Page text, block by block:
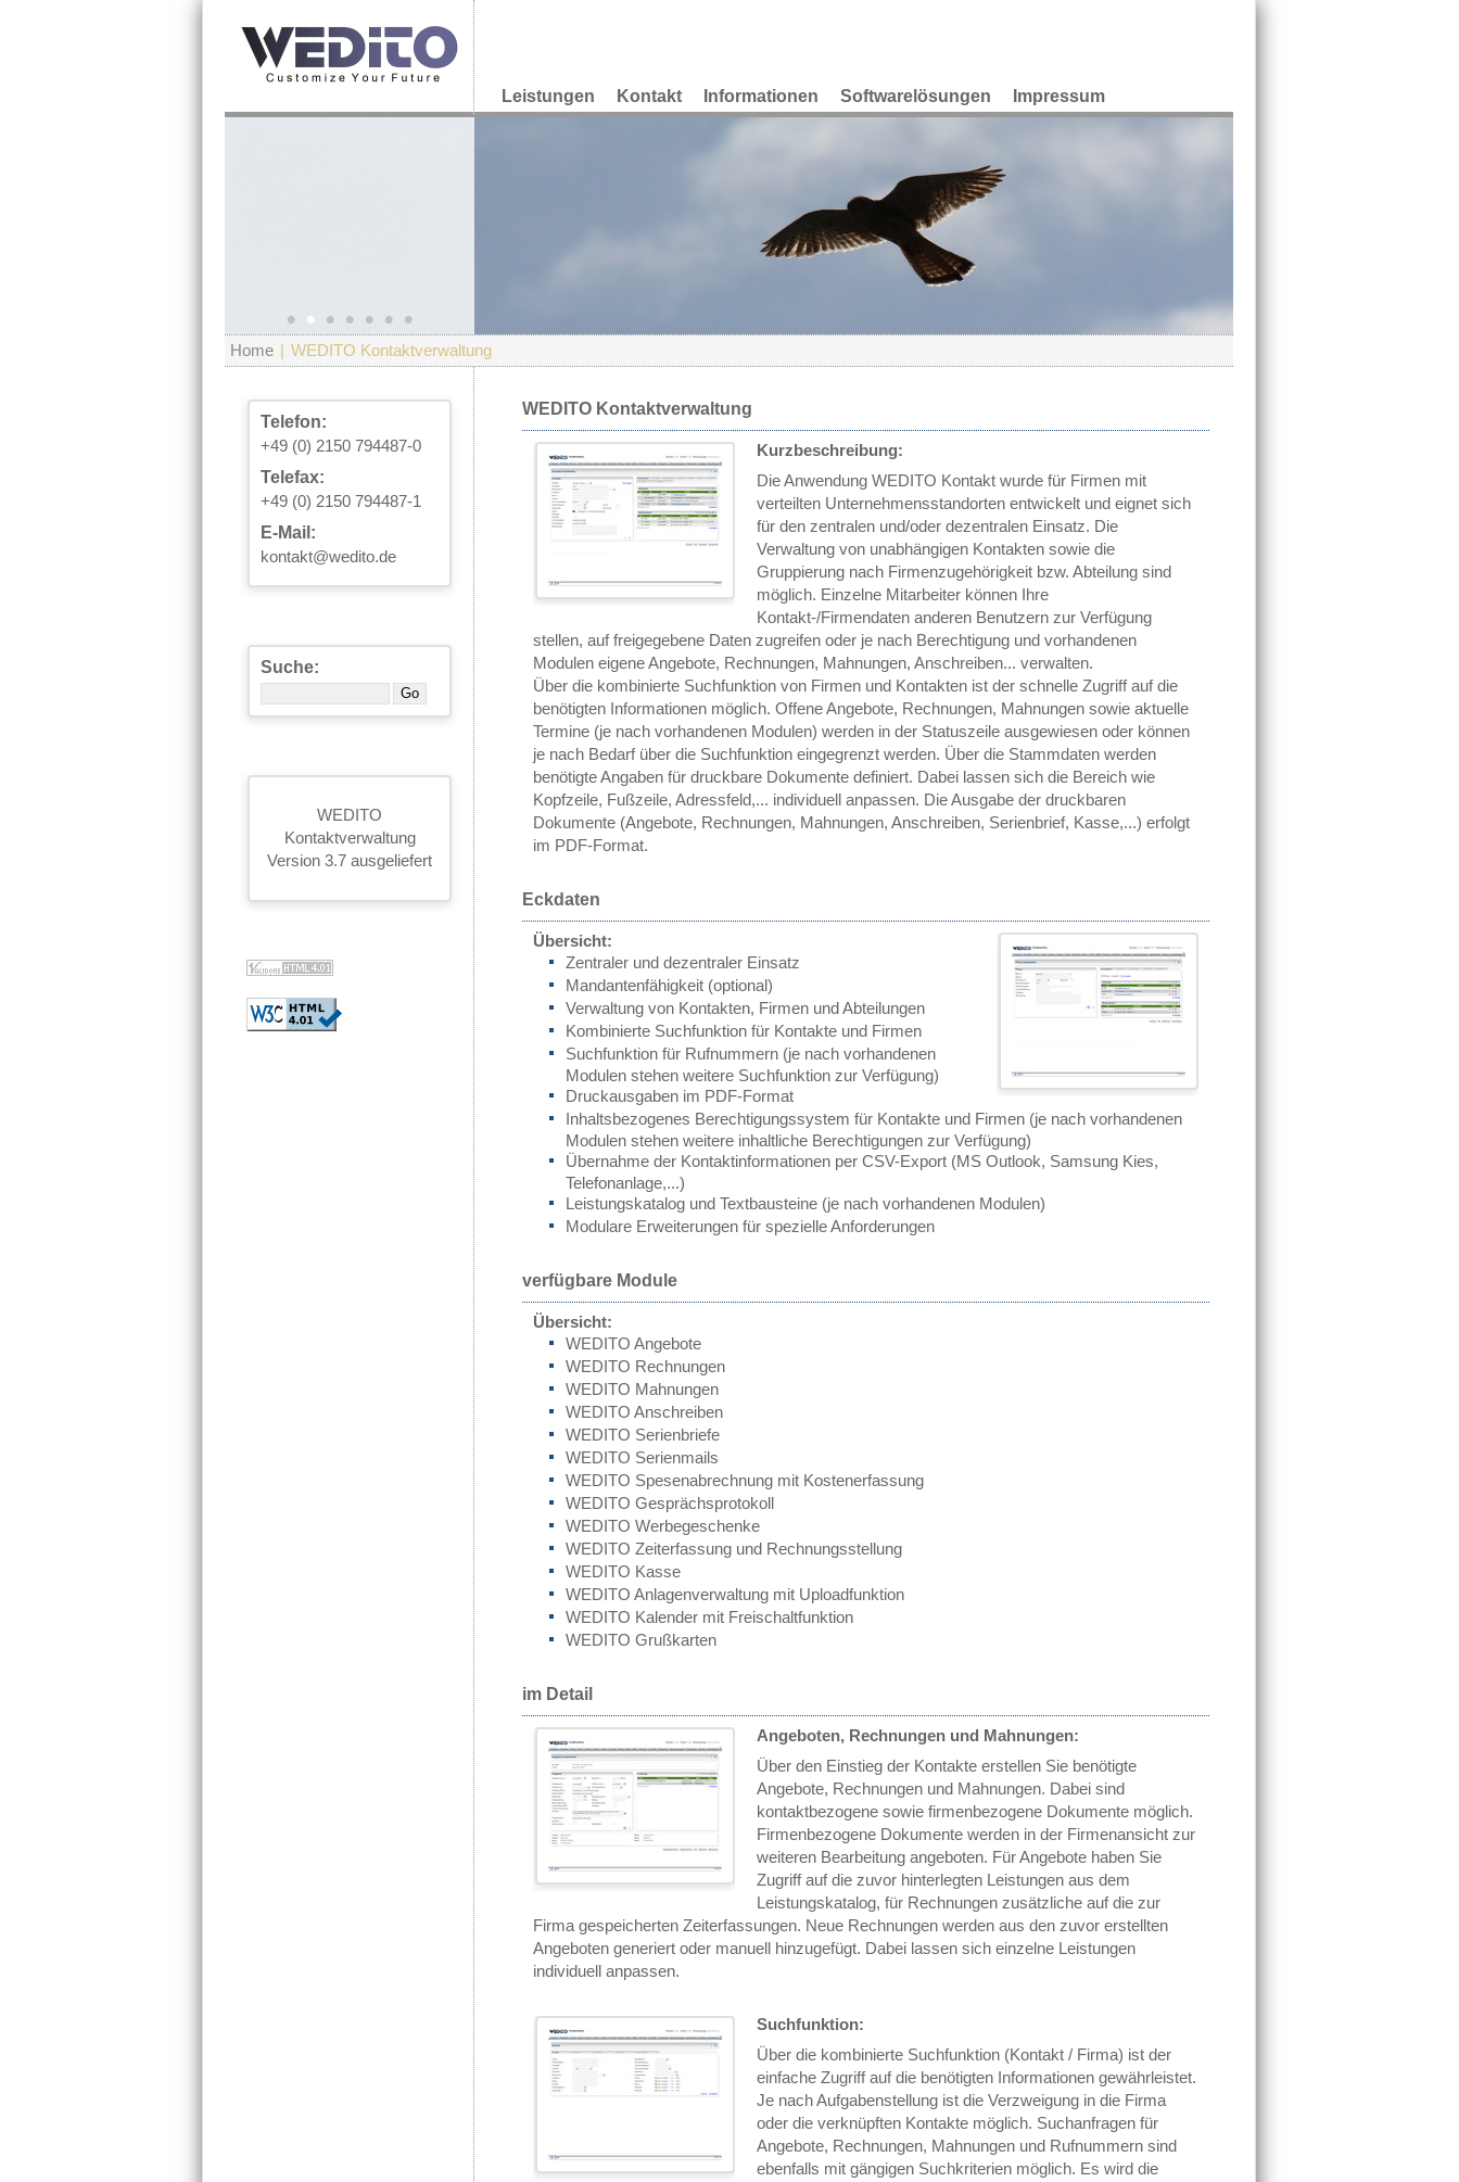
Leistungen Kontakt Informationen Softwarelösungen Impressum
• • • • • • •
Home WEDITO Kontaktverwaltung
Telefon:
+49 (0) 2150 794487-0
Telefax:
+49 (0) 2150 794487-1
E-Mail:
kontakt@wedito.de
Suche:
WEDITO
Kontaktverwaltung
Version 3.7 ausgeliefert
WEDITO Kontaktverwaltung
Kurzbeschreibung:
Die Anwendung WEDITO Kontakt wurde für Firmen mit
verteilten Unternehmensstandorten entwickelt und eignet sich
für den zentralen und/oder dezentralen Einsatz. Die
Verwaltung von unabhängigen Kontakten sowie die
Gruppierung nach Firmenzugehörigkeit bzw. Abteilung sind
möglich. Einzelne Mitarbeiter können Ihre
Kontakt-/Firmendaten anderen Benutzern zur Verfügung
stellen, auf freigegebene Daten zugreifen oder je nach Berechtigung und vorhandenen
Modulen eigene Angebote, Rechnungen, Mahnungen, Anschreiben... verwalten.
Über die kombinierte Suchfunktion von Firmen und Kontakten ist der schnelle Zugriff auf die
benötigten Informationen möglich. Offene Angebote, Rechnungen, Mahnungen sowie aktuelle
Termine (je nach vorhandenen Modulen) werden in der Statuszeile ausgewiesen oder können
je nach Bedarf über die Suchfunktion eingegrenzt werden. Über die Stammdaten werden
benötigte Angaben für druckbare Dokumente definiert. Dabei lassen sich die Bereich wie
Kopfzeile, Fußzeile, Adressfeld,... individuell anpassen. Die Ausgabe der druckbaren
Dokumente (Angebote, Rechnungen, Mahnungen, Anschreiben, Serienbrief, Kasse,...) erfolgt
im PDF-Format.
Eckdaten
Übersicht:
Zentraler und dezentraler Einsatz
Mandantenfähigkeit (optional)
Verwaltung von Kontakten, Firmen und Abteilungen
Kombinierte Suchfunktion für Kontakte und Firmen
Suchfunktion für Rufnummern (je nach vorhandenen
Modulen stehen weitere Suchfunktion zur Verfügung)
Druckausgaben im PDF-Format
Inhaltsbezogenes Berechtigungssystem für Kontakte und Firmen (je nach vorhandenen
Modulen stehen weitere inhaltliche Berechtigungen zur Verfügung)
Übernahme der Kontaktinformationen per CSV-Export (MS Outlook, Samsung Kies,
Telefonanlage,...)
Leistungskatalog und Textbausteine (je nach vorhandenen Modulen)
Modulare Erweiterungen für spezielle Anforderungen
verfügbare Module
Übersicht:
WEDITO Angebote
WEDITO Rechnungen
WEDITO Mahnungen
WEDITO Anschreiben
WEDITO Serienbriefe
WEDITO Serienmails
WEDITO Spesenabrechnung mit Kostenerfassung
WEDITO Gesprächsprotokoll
WEDITO Werbegeschenke
WEDITO Zeiterfassung und Rechnungsstellung
WEDITO Kasse
WEDITO Anlagenverwaltung mit Uploadfunktion
WEDITO Kalender mit Freischaltfunktion
WEDITO Grußkarten
im Detail
Angeboten, Rechnungen und Mahnungen:
Über den Einstieg der Kontakte erstellen Sie benötigte
Angebote, Rechnungen und Mahnungen. Dabei sind
kontaktbezogene sowie firmenbezogene Dokumente möglich.
Firmenbezogene Dokumente werden in der Firmenansicht zur
weiteren Bearbeitung angeboten. Für Angebote haben Sie
Zugriff auf die zuvor hinterlegten Leistungen aus dem
Leistungskatalog, für Rechnungen zusätzliche auf die zur
Firma gespeicherten Zeiterfassungen. Neue Rechnungen werden aus den zuvor erstellten
Angeboten generiert oder manuell hinzugefügt. Dabei lassen sich einzelne Leistungen
individuell anpassen.
Suchfunktion:
Über die kombinierte Suchfunktion (Kontakt / Firma) ist der
einfache Zugriff auf die benötigten Informationen gewährleistet.
Je nach Aufgabenstellung ist die Verzweigung in die Firma
oder die verknüpften Kontakte möglich. Suchanfragen für
Angebote, Rechnungen, Mahnungen und Rufnummern sind
ebenfalls mit gängigen Suchkriterien möglich. Es wird die